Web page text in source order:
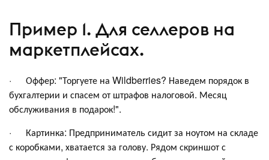
Пример 1. Для селлеров на
маркетплейсах.
· Оффер: "Торгуете на Wildberries? Наведем порядок в
бухгалтерии и спасем от штрафов налоговой. Месяц
обслуживания в подарок!".
· Картинка: Предприниматель сидит за ноутом на складе
с коробками, хватается за голову. Рядом скриншот с